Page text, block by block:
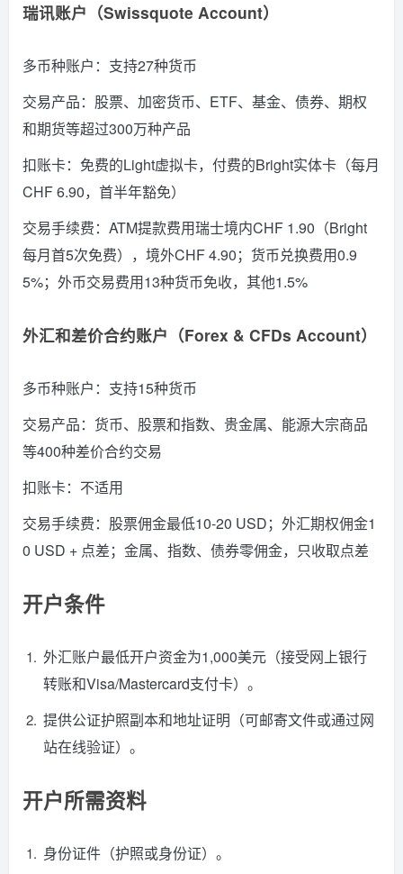
瑞讯账户（Swissquote Account）
多币种账户：支持27种货币
交易产品：股票、加密货币、ETF、基金、债券、期权
和期货等超过300万种产品
扣账卡：免费的Light虚拟卡，付费的Bright实体卡（每月
CHF 6.90，首半年豁免）
交易手续费：ATM提款费用瑞士境内CHF 1.90（Bright
每月首5次免费），境外CHF 4.90；货币兑换费用0.9
5%；外币交易费用13种货币免收，其他1.5%
外汇和差价合约账户（Forex & CFDs Account）
多币种账户：支持15种货币
交易产品：货币、股票和指数、贵金属、能源大宗商品
等400种差价合约交易
扣账卡：不适用
交易手续费：股票佣金最低10-20 USD；外汇期权佣金1
0 USD + 点差；金属、指数、债券零佣金，只收取点差
开户条件
外汇账户最低开户资金为1,000美元（接受网上银行
转账和Visa/Mastercard支付卡）。
提供公证护照副本和地址证明（可邮寄文件或通过网
站在线验证）。
开户所需资料
身份证件（护照或身份证）。